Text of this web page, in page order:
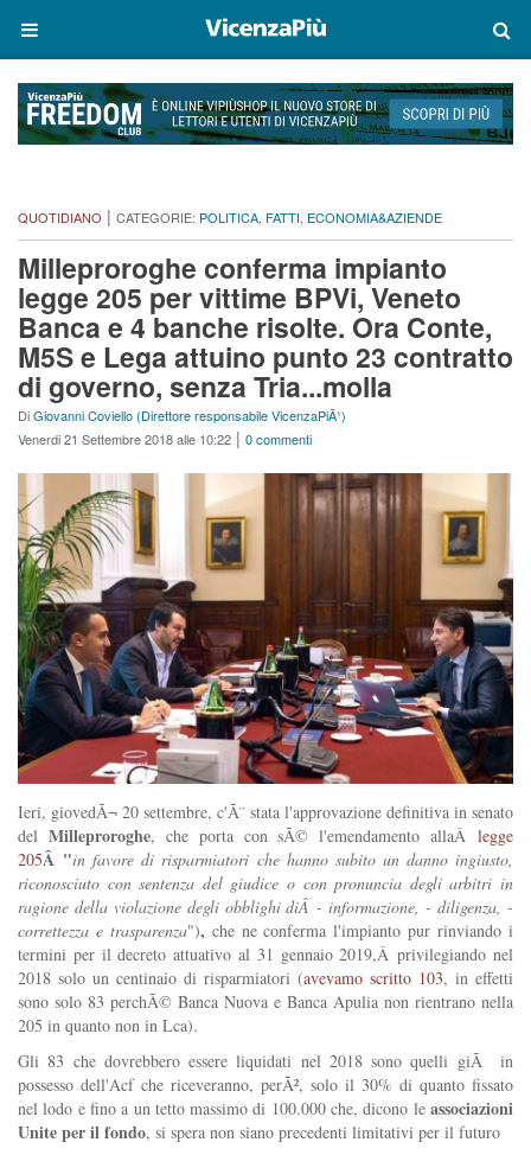
QUOTIDIANO | CATEGORIE: POLITICA, FATTI, ECONOMIA&AZIENDE
Milleproroghe conferma impianto
legge 205 per vittime BPVi, Veneto
Banca e 4 banche risolte. Ora Conte,
M5S e Lega attuino punto 23 contratto
di governo, senza Tria...molla
DiGiovanni Coviello (Direttore responsabile VicenzaPiÃ¹)
Venerdi 21 Settembre 2018 alle 10:22 | 0 commenti
Ieri, giovedÃ¬ 20 settembre, c'Ã¨ stata l'approvazione definitiva in senato
del Milleproroghe, che porta con sÃ© l'emendamento allaÂ legge
205Â "in favore di risparmiatori che hanno subito un danno ingiusto,
riconosciuto con sentenza del giudice o con pronuncia degli arbitri in
ragione della violazione degli obblighi diÂ- informazione, - diligenza, -
correttezza e trasparenza"), che ne conferma l'impianto pur rinviando i
termini per il decreto attuativo al 31 gennaio 2019,Â privilegiando nel
2018 solo un centinaio di risparmiatori (avevamo scritto 103, in effetti
sono solo 83 perchÃ© Banca Nuova e Banca Apulia non rientrano nella
205 in quanto non in Lca).
Gli 83 che dovrebbero essere liquidati nel 2018 sono quelli giÃ in
possesso dell'Acf che riceveranno, perÃ², solo il 30% di quanto fissato
nel lodo e fino a un tetto massimo di 100.000 che, dicono le associazioni
Unite per il fondo, si spera non siano precedenti limitativi per il futuro